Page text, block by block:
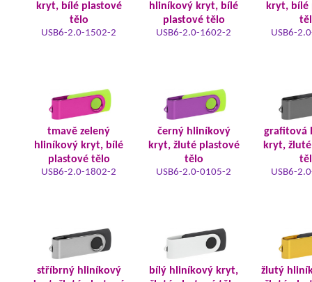
kryt, bílé plastové
tělo
USB6-2.0-1502-2
hliníkový kryt, bílé
plastové tělo
USB6-2.0-1602-2
kryt, bílé
USB6-
tmavě zelený
hliníkový kryt, bílé
plastové tělo
USB6-2.0-1802-2
černý hliníkový
kryt, žluté plastové
tělo
USB6-2.0-0105-2
grafitová
kryt,
USB6-
stříbrný hliníkový
bílý hliníkový kryt,
žlutý